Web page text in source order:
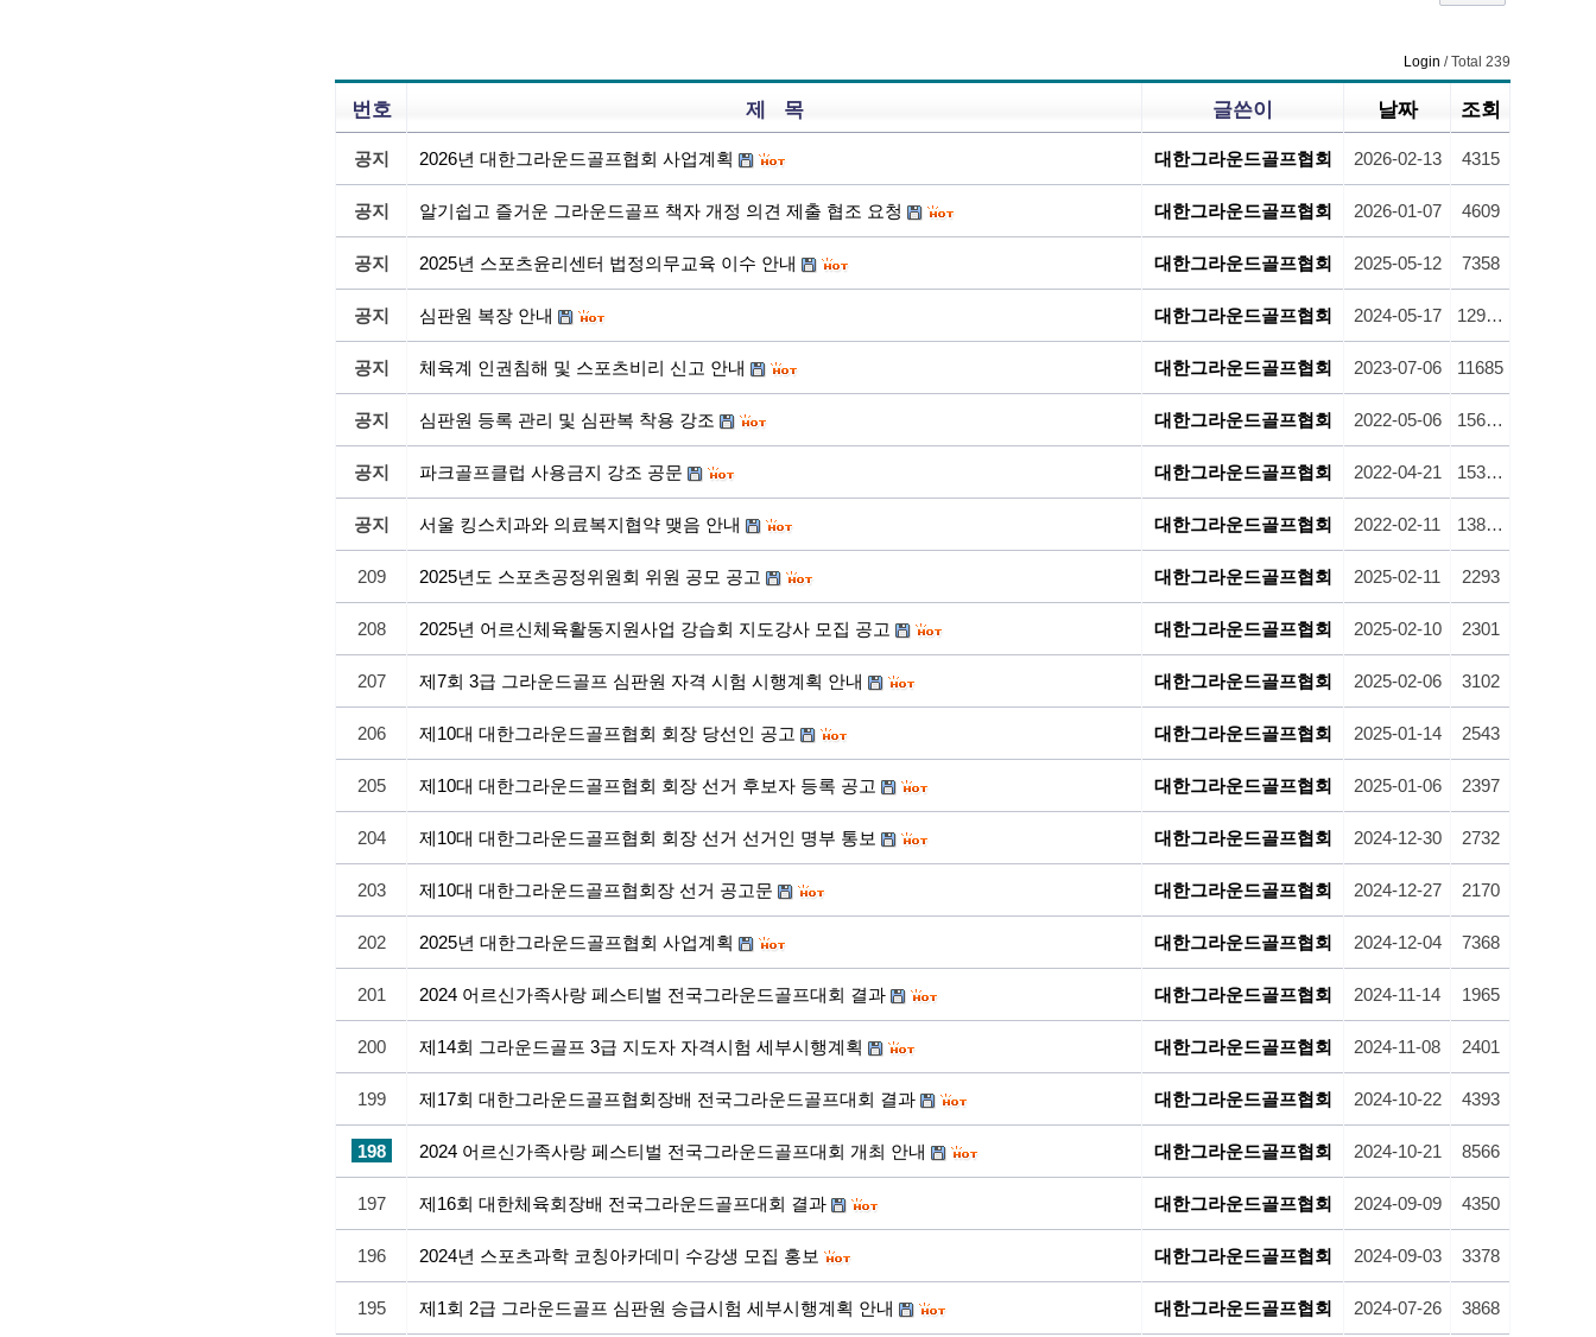
Login / Total 239
번호 제 목 글쓴이 날짜 조회
공지 2026년 대한그라운드골프협회 사업계획 대한그라운드골프협회 2026-02-13 4315
공지 알기쉽고 즐거운 그라운드골프 책자 개정 의견 제출 협조 요청 대한그라운드골프협회 2026-01-07 4609
공지 2025년 스포츠윤리센터 법정의무교육 이수 안내 대한그라운드골프협회 2025-05-12 7358
공지 심판원 복장 안내 대한그라운드골프협회 2024-05-17 12957
공지 체육계 인권침해 및 스포츠비리 신고 안내 대한그라운드골프협회 2023-07-06 11685
공지 심판원 등록 관리 및 심판복 착용 강조 대한그라운드골프협회 2022-05-06 15666
공지 파크골프클럽 사용금지 강조 공문 대한그라운드골프협회 2022-04-21 15329
공지 서울 킹스치과와 의료복지협약 맺음 안내 대한그라운드골프협회 2022-02-11 13881
209 2025년도 스포츠공정위원회 위원 공모 공고 대한그라운드골프협회 2025-02-11 2293
208 2025년 어르신체육활동지원사업 강습회 지도강사 모집 공고 대한그라운드골프협회 2025-02-10 2301
207 제7회 3급 그라운드골프 심판원 자격 시험 시행계획 안내 대한그라운드골프협회 2025-02-06 3102
206 제10대 대한그라운드골프협회 회장 당선인 공고 대한그라운드골프협회 2025-01-14 2543
205 제10대 대한그라운드골프협회 회장 선거 후보자 등록 공고 대한그라운드골프협회 2025-01-06 2397
204 제10대 대한그라운드골프협회 회장 선거 선거인 명부 통보 대한그라운드골프협회 2024-12-30 2732
203 제10대 대한그라운드골프협회장 선거 공고문 대한그라운드골프협회 2024-12-27 2170
202 2025년 대한그라운드골프협회 사업계획 대한그라운드골프협회 2024-12-04 7368
201 2024 어르신가족사랑 페스티벌 전국그라운드골프대회 결과 대한그라운드골프협회 2024-11-14 1965
200 제14회 그라운드골프 3급 지도자 자격시험 세부시행계획 대한그라운드골프협회 2024-11-08 2401
199 제17회 대한그라운드골프협회장배 전국그라운드골프대회 결과 대한그라운드골프협회 2024-10-22 4393
198 2024 어르신가족사랑 페스티벌 전국그라운드골프대회 개최 안내 대한그라운드골프협회 2024-10-21 8566
197 제16회 대한체육회장배 전국그라운드골프대회 결과 대한그라운드골프협회 2024-09-09 4350
196 2024년 스포츠과학 코칭아카데미 수강생 모집 홍보 대한그라운드골프협회 2024-09-03 3378
195 제1회 2급 그라운드골프 심판원 승급시험 세부시행계획 안내 대한그라운드골프협회 2024-07-26 3868